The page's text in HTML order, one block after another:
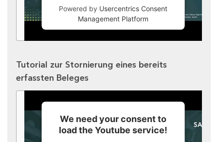
Powered by Usercentrics Consent
Management Platform
Tutorial zur Stornierung eines bereits
erfassten Beleges
We need your consent to
load the Youtube service!